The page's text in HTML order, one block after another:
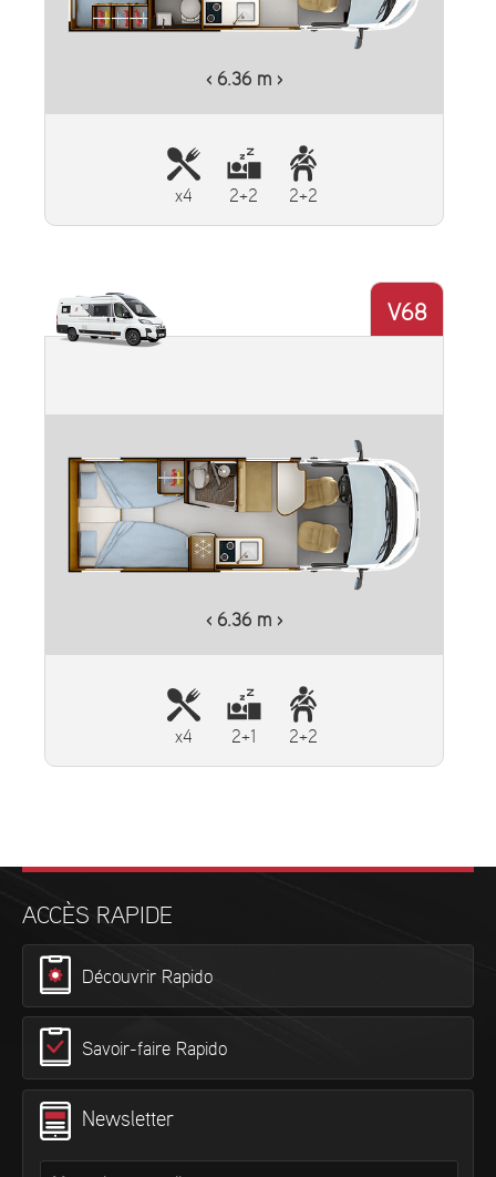
‹ 6.36 m ›
x4 2+2 2+2
V68
‹ 6.36 m ›
Plus d'informations
x4 2+1 2+2
ACCÈS RAPIDE
Découvrir Rapido
Savoir-faire Rapido
Newsletter